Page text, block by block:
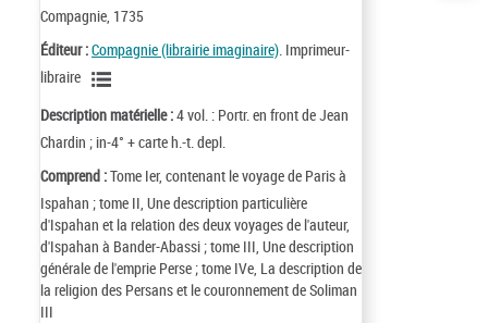
Compagnie, 1735
Éditeur :Compagnie (librairie imaginaire) . Imprimeur-
libraire
Description matérielle :4 vol. : Portr. en front de Jean
Chardin ; in-4° + carte h.-t. depl.
Comprend :Tome Ier, contenant le voyage de Paris à
Ispahan ; tome II, Une description particulière
d'Ispahan et la relation des deux voyages de l'auteur,
d'Ispahan à Bander-Abassi ; tome III, Une description
générale de l'emprie Perse ; tome IVe, La description de
la religion des Persans et le couronnement de Soliman
III